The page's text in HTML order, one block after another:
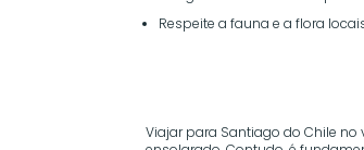
Respeite a fauna e a flora
Viajar para Santiago do Chile